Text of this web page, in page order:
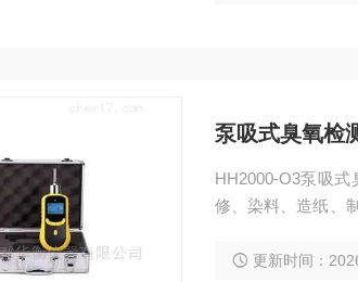
泵吸式臭氧检
HH2000-O3泵吸
修、染料、造纸、
殖、温室培植、仓
更新时间：